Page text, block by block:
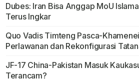
Dubes: Iran Bisa Anggap MoU
Terus Ingkar
Quo Vadis Timteng Pasca-
Perlawanan dan Rekonfigurasi
JF-17 China-Pakistan Masuk
Terancam?